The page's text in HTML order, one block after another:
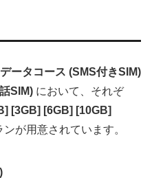
データコース (SMS付きSIM)
SIM) において、それぞ
[3GB] [6GB] [10GB]
が用意されています。